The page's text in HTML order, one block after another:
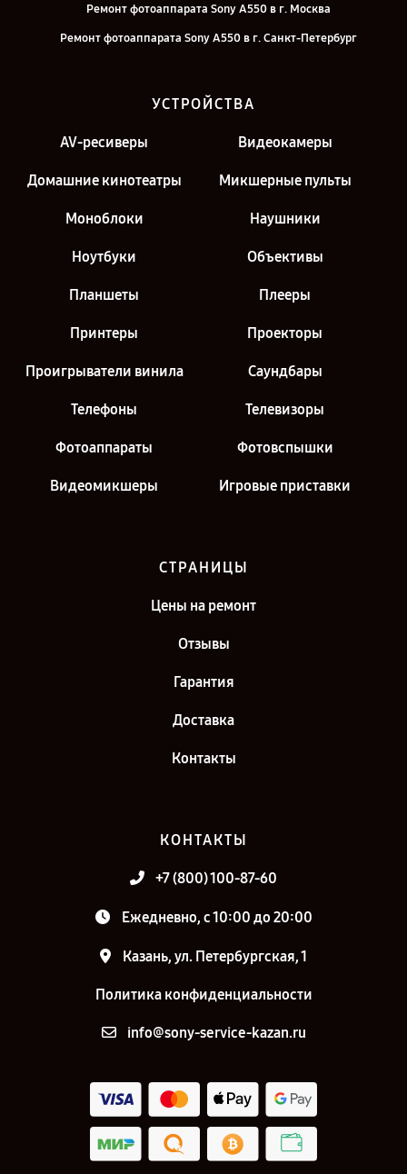
Ремонт фотоаппарата Sony A550 в г. Москва
Ремонт фотоаппарата Sony A550 в г. Санкт-Петербург
УСТРОЙСТВА
AV-ресиверы Видеокамеры
Домашние кинотеатры Микшерные пульты
Моноблоки Наушники
Ноутбуки Объективы
Планшеты Плееры
Принтеры Проекторы
Проигрыватели винила Саундбары
Телефоны Телевизоры
Фотоаппараты Фотовспышки
Видеомикшеры Игровые приставки
СТРАНИЦЫ
Цены на ремонт
Отзывы
Гарантия
Доставка
Контакты
КОНТАКТЫ
+7 (800) 100-87-60
Ежедневно, с 10:00 до 20:00
Казань, ул. Петербургская, 1
Политика конфиденциальности
info@sony-service-kazan.ru